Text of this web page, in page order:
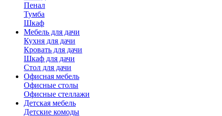
Пенал
Тумба
Шкаф
Мебель для дачи
Кухня для дачи
Кровать для дачи
Шкаф для дачи
Стол для дачи
Офисная мебель
Офисные столы
Офисные стеллажи
Детская мебель
Детские комоды